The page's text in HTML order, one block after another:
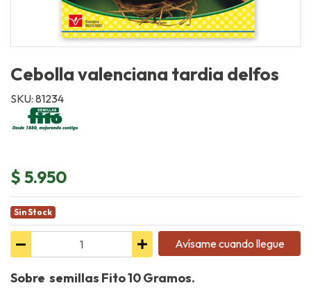
Cebolla valenciana tardia delfos
SKU: 81234
$ 5.950
Sin Stock
Avísame cuando llegue
Sobre semillas Fito 10 Gramos.